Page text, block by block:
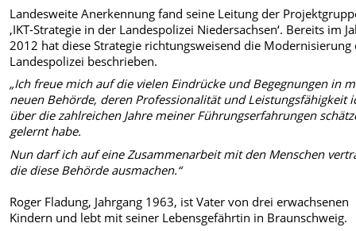
Landesweite Anerkennung fand seine Leitung der
‚IKT-Strategie in der Landespolizei Niedersachsen‘. Bereits im
2012 hat diese Strategie richtungsweisend die Modernisierung
Landespolizei beschrieben.
„Ich freue mich auf die vielen Eindrücke und Begegnungen in
neuen Behörde, deren Professionalität und Leistungsfähigkeit
über die zahlreichen Jahre meiner Führungserfahrungen
gelernt habe.
Nun darf ich auf eine Zusammenarbeit mit den Menschen
die diese Behörde ausmachen.“
Roger Fladung, Jahrgang 1963, ist Vater von drei erwachsenen
Kindern und lebt mit seiner Lebensgefährtin in Braunschweig.